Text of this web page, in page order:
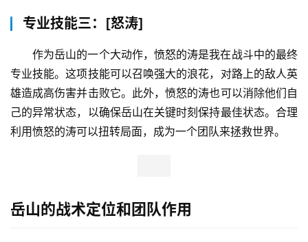
专业技能三：[怒涛]
作为岳山的一个大动作，愤怒的涛是我在战斗中的最终
专业技能。这项技能可以召唤强大的浪花，对路上的敌人英
雄造成高伤害并击败它。此外，愤怒的涛也可以消除他们自
己的异常状态，以确保岳山在关键时刻保持最佳状态。合理
利用愤怒的涛可以扭转局面，成为一个团队来拯救世界。